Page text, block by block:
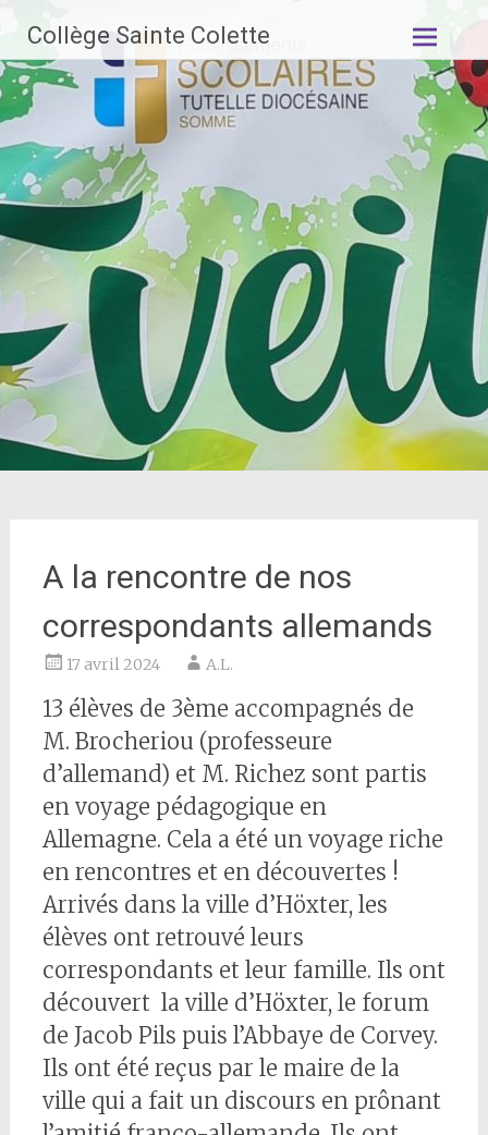
contenu
principal
Collège Sainte Colette
A la rencontre de nos
correspondants allemands
17 avril 2024 A.L.
13 élèves de 3ème accompagnés de
M. Brocheriou (professeure
d’allemand) et M. Richez sont partis
en voyage pédagogique en
Allemagne. Cela a été un voyage riche
en rencontres et en découvertes !
Arrivés dans la ville d’Höxter, les
élèves ont retrouvé leurs
correspondants et leur famille. Ils ont
découvert la ville d’Höxter, le forum
de Jacob Pils puis l’Abbaye de Corvey.
Ils ont été reçus par le maire de la
ville qui a fait un discours en prônant